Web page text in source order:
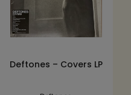
Deftones – Covers LP